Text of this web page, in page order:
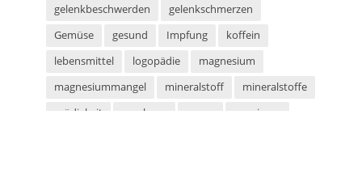
gelenkbeschwerden
gelenkschmerzen
Gemüse
gesund Impfung
koffein
lebensmittel
logopädie
magnesium
magnesiummangel
mineralstoff
mineralstoffe
müdigkeit
parabene
saunieren